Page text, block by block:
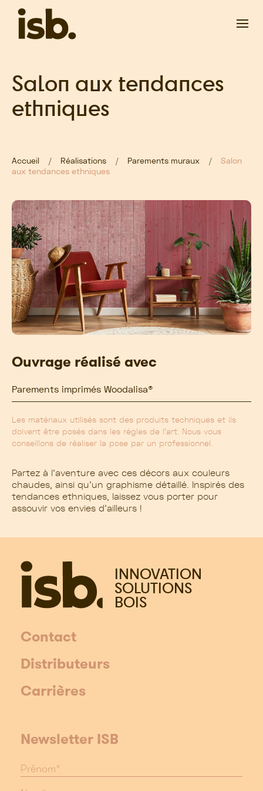
Passer au contenu principal
Salon aux tendances
ethniques
Accueil Réalisations Parements muraux
Salon
aux tendances ethniques
Ouvrage réalisé avec
Parements imprimés Woodalisa®
Les matériaux utilisés sont des produits techniques et ils
doivent être posés dans les règles de l’art. Nous vous
conseillons de réaliser la pose par un professionnel.
Partez à l’aventure avec ces décors aux couleurs
chaudes, ainsi qu’un graphisme détaillé. Inspirés des
tendances ethniques, laissez vous porter pour
assouvir vos envies d’ailleurs !
INNOVATION
SOLUTIONS
BOIS
Contact
Distributeurs
Carrières
Newsletter ISB